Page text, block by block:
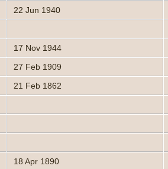
22 Jun 1940
17 Nov 1944
27 Feb 1909
21 Feb 1862
18 Apr 1890